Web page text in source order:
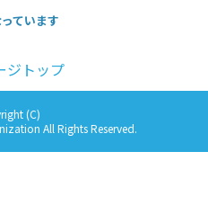
ています
ジトップ
(C)
All Rights Reserved.